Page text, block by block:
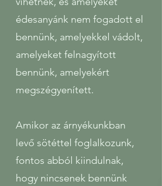
édesanyánk nem fogadott el
bennünk, amelyekkel vádolt,
amelyeket felnagyított
bennünk, amelyekért
megszégyenített.
Amikor az árnyékunkban
levő sötéttel foglalkozunk,
fontos abból kiindulnak,
hogy nincsenek bennünk